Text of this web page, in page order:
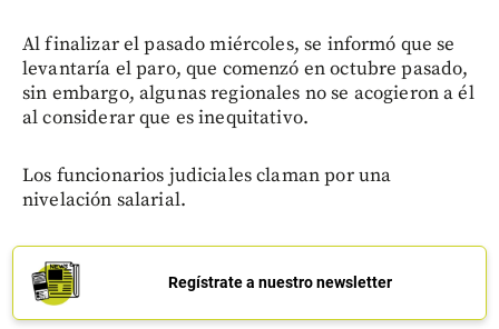
Al finalizar el pasado miércoles, se informó que se
levantaría el paro, que comenzó en octubre pasado,
sin embargo, algunas regionales no se acogieron a él
al considerar que es inequitativo.
Los funcionarios judiciales claman por una
nivelación salarial.
Regístrate a nuestro newsletter